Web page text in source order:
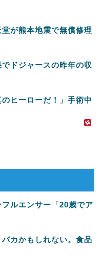
が熊本地震で無償修理
でドジャースの昨年の収
ヒーローだ！」手術中
フルエンサー「20歳でア
バカかもしれない。食品